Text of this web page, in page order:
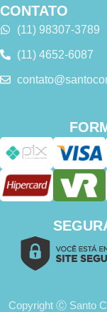
CONTATO
(11) 98307-3789
(11) 4652-6087
Copyright Ⓒ Santo